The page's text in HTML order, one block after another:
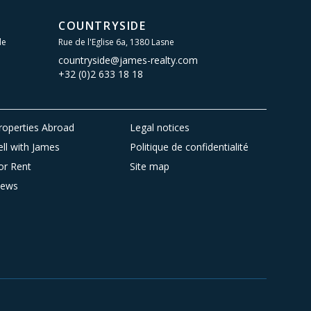
COUNTRYSIDE
Rue de l'Eglise 6a, 1380 Lasne
countryside@james-realty.com
+32 (0)2 633 18 18
Abroad
Legal notices
with James
Politique de confidentialité
Rent
Site map